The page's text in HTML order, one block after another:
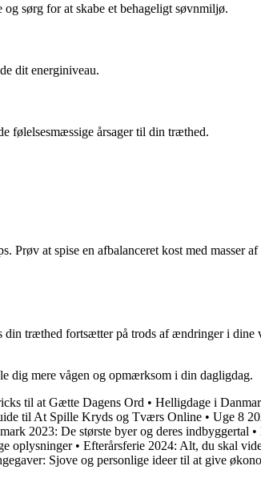
sørg for at skabe et behageligt søvnmiljø.
dit energiniveau.
følelsesmæssige årsager til din træthed.
at spise en afbalanceret kost med masser
træthed fortsætter på trods af ændringer i dine
dig mere vågen og opmærksom i din dagligdag.
til at Gætte Dagens Ord • Helligdage i
til At Spille Kryds og Tværs Online • Uge 8
2023: De største byer og deres indbyggertal •
oplysninger• Efterårsferie 2024: Alt, du skal
Sjove og personlige ideer til at give